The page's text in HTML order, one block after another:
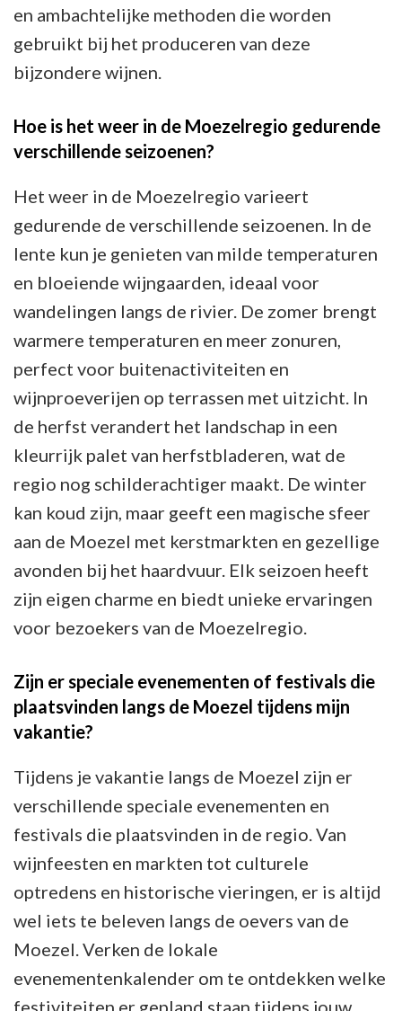
en ambachtelijke methoden die worden
gebruikt bij het produceren van deze
bijzondere wijnen.
Hoe is het weer in de Moezelregio gedurende
verschillende seizoenen?
Het weer in de Moezelregio varieert
gedurende de verschillende seizoenen. In de
lente kun je genieten van milde temperaturen
en bloeiende wijngaarden, ideaal voor
wandelingen langs de rivier. De zomer brengt
warmere temperaturen en meer zonuren,
perfect voor buitenactiviteiten en
wijnproeverijen op terrassen met uitzicht. In
de herfst verandert het landschap in een
kleurrijk palet van herfstbladeren, wat de
regio nog schilderachtiger maakt. De winter
kan koud zijn, maar geeft een magische sfeer
aan de Moezel met kerstmarkten en gezellige
avonden bij het haardvuur. Elk seizoen heeft
zijn eigen charme en biedt unieke ervaringen
voor bezoekers van de Moezelregio.
Zijn er speciale evenementen of festivals die
plaatsvinden langs de Moezel tijdens mijn
vakantie?
Tijdens je vakantie langs de Moezel zijn er
verschillende speciale evenementen en
festivals die plaatsvinden in de regio. Van
wijnfeesten en markten tot culturele
optredens en historische vieringen, er is altijd
wel iets te beleven langs de oevers van de
Moezel. Verken de lokale
evenementenkalender om te ontdekken welke
festiviteiten er gepland staan tijdens jouw